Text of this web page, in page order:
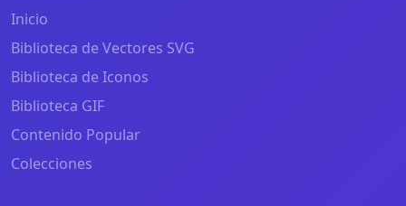
Inicio
Biblioteca de Vectores SVG
Biblioteca de Iconos
Biblioteca GIF
Contenido Popular
Colecciones